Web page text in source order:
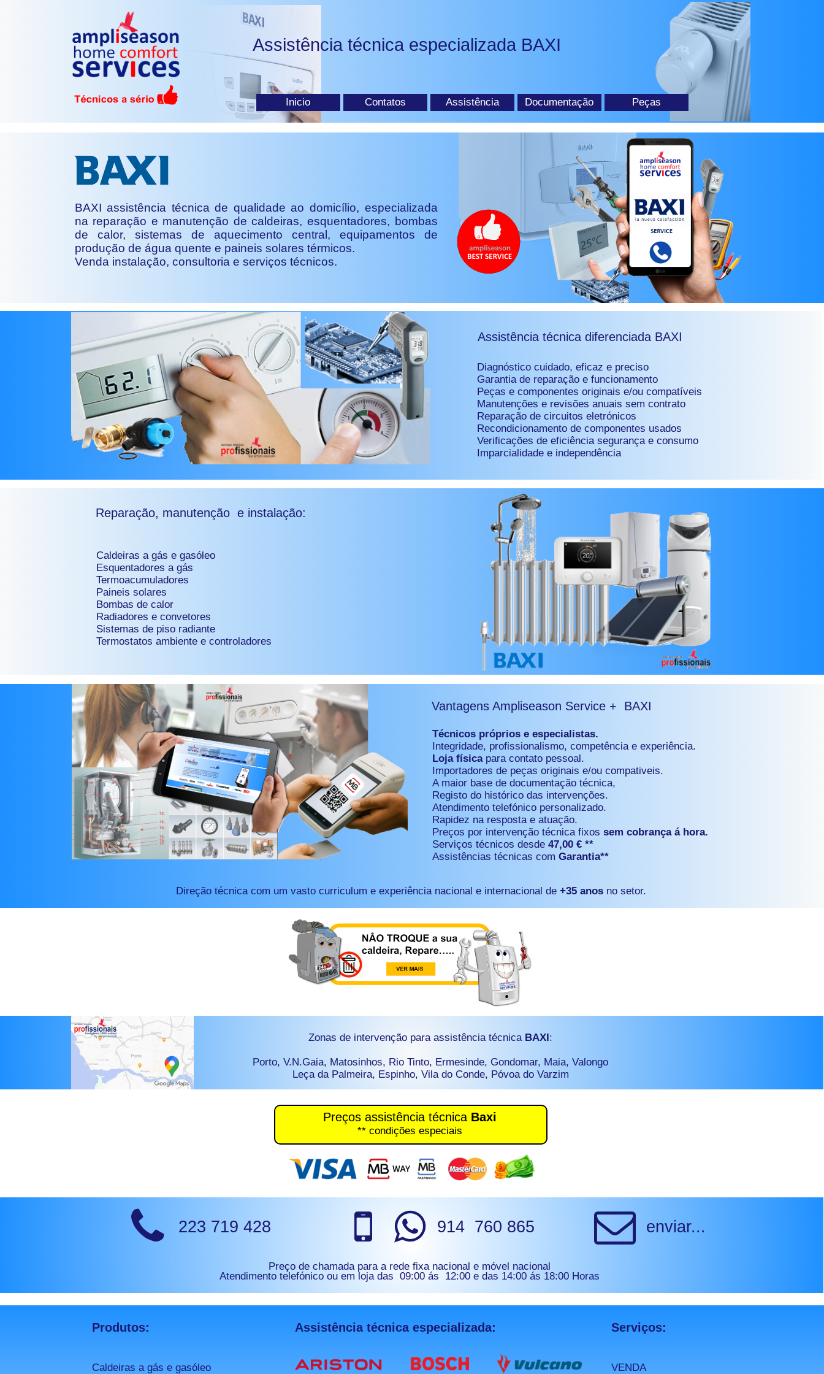
Preços assistência técnica Baxi
** condições especiais
Inicio Contatos Assistência Documentação Peças
Assistência técnica especializada BAXI
BAXI assistência técnica de qualidade ao domicílio, especializada
na reparação e manutenção de caldeiras, esquentadores, bombas
de calor, sistemas de aquecimento central, equipamentos de
produção de água quente e paineis solares térmicos.
Venda instalação, consultoria e serviços técnicos.
Diagnóstico cuidado, eficaz e preciso
Garantia de reparação e funcionamento
Peças e componentes originais e/ou compatíveis
Manutenções e revisões anuais sem contrato
Reparação de circuitos eletrónicos
Recondicionamento de componentes usados
Verificações de eficiência segurança e consumo
Imparcialidade e independência
Assistência técnica diferenciada BAXI
Caldeiras a gás e gasóleo
Esquentadores a gás
Termoacumuladores
Paineis solares
Bombas de calor
Radiadores e convetores
Sistemas de piso radiante
Termostatos ambiente e controladores
Reparação, manutenção e instalação:
Direção técnica com um vasto curriculum e experiência nacional e internacional de +35 anosno setor.
Técnicos próprios e especialistas.
Integridade, profissionalismo, competência e experiência.
Loja física para contato pessoal.
Importadores de peças originais e/ou compativeis.
A maior base de documentação técnica,
Registo do histórico das intervenções.
Atendimento telefónico personalizado.
Rapidez na resposta e atuação.
Preços por intervenção técnica fixos sem cobrança á hora.
Serviços técnicos desde 47,00 € **
Assistências técnicas com Garantia**
Vantagens Ampliseason Service + BAXI
223 719 428
Preço de chamada para a rede fixa nacional e móvel nacional
Atendimento telefónico ou em loja das 09:00 ás 12:00 e das 14:00 ás 18:00 Horas
enviar...
914 760 865
Zonas de intervenção para assistência técnica BAXI:
Porto, V.N.Gaia, Matosinhos, Rio Tinto, Ermesinde, Gondomar, Maia, Valongo
Leça da Palmeira, Espinho, Vila do Conde, Póvoa do Varzim
Caldeiras a gás e gasóleo VENDA
Produtos: Assistência técnica especializada: Serviços: